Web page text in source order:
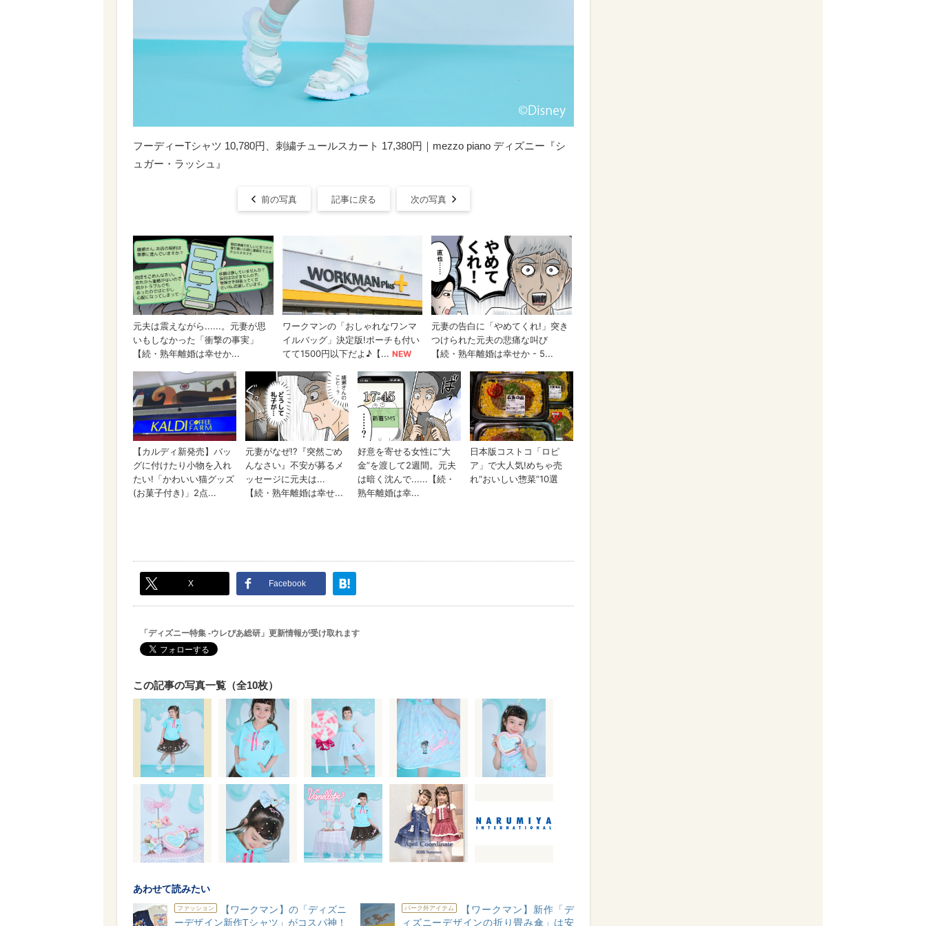
フーディーTシャツ 10,780円、刺繍チュールスカート 17,380円｜mezzo piano ディズニー『シ
ュガー・ラッシュ』
前の写真 記事に戻る 次の写真
X Facebook
「ディズニー特集 -ウレぴあ総研」更新情報が受け取れます
この記事の写真一覧（全10枚）
あわせて読みたい
ファッション
【ワークマン】の「ディズニ
ーデザイン新作Tシャツ」がコスパ神！
パーク外アイテム
【ワークマン】新作「デ
ィズニーデザインの折り畳み傘」は安